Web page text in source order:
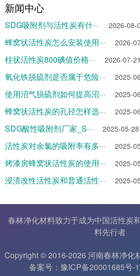
新闻中心
SDG吸附剂与活性炭有什··· 2026-08-
蜂窝状活性炭怎么安装使用··· 2026-
柱状活性炭800碘值价格··· 2026-07-21
氧化铁脱硫剂是否属于危险··· 2025-
使用沼气脱硫剂如何提高沼··· 2025-
蜂窝状活性炭的孔径怎样选··· 2025-
SDG酸性吸附剂厂家_S··· 2025-05-28
活性炭对余氯的吸附率有多··· 2025-
烤漆房蜂窝状活性炭的使用··· 2025-
浸渍改性活性炭和普通活性··· 2025-
春林净化材料致力于成为中国活性炭
料先行者
Copyright © 2016-2026 河南春林净化
备案号：豫ICP备20001685号-1